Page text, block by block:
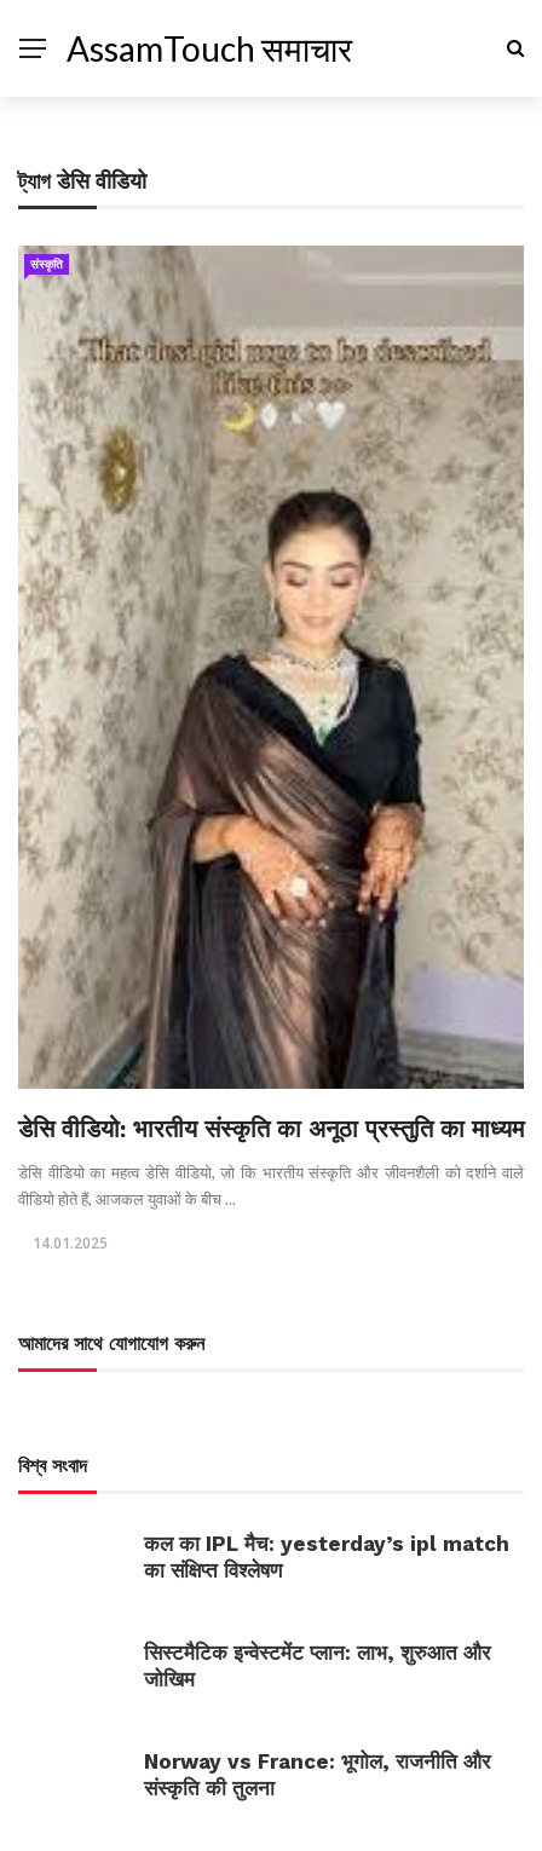
AssamTouch समाचार
ট্যাগडेसि वीडियो
संस्कृति
डेसि वीडियो: भारतीय संस्कृति का अनूठा प्रस्तुति का माध्यम
डेसि वीडियो का महत्व डेसि वीडियो, जो कि भारतीय संस्कृति और जीवनशैली को दर्शाने वाले
वीडियो होते हैं, आजकल युवाओं के बीच ...
14.01.2025
আমাদের সাথে যোগাযোগ করুন
বিশ্ব সংবাদ
कल का IPL मैच: yesterday’s ipl match
का संक्षिप्त विश्लेषण
सिस्टमैटिक इन्वेस्टमेंट प्लान: लाभ, शुरुआत और
जोखिम
Norway vs France: भूगोल, राजनीति और
संस्कृति की तुलना